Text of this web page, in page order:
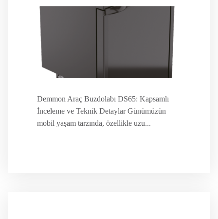
Demmon Araç Buzdolabı DS65: Kapsamlı
İnceleme ve Teknik Detaylar Günümüzün
mobil yaşam tarzında, özellikle uzu...